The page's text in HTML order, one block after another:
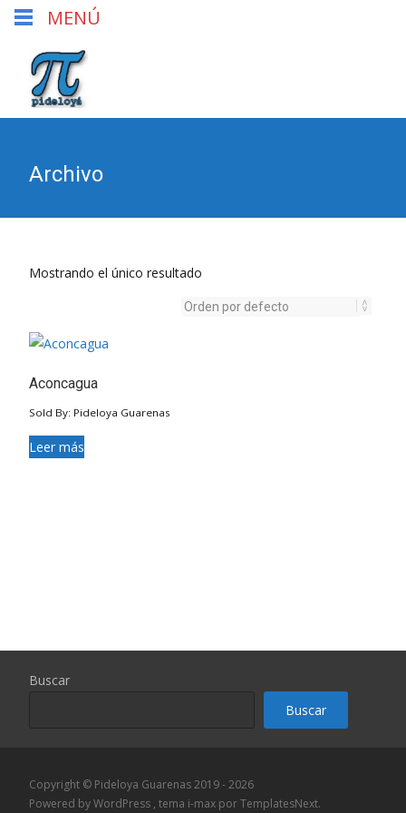
Archivo
Mostrando el único resultado
Aconcagua
Sold By: Pideloya Guarenas
Leer más
Buscar
Buscar
Copyright © Pideloya Guarenas 2019 - 2026
Powered by WordPress , tema i-max por TemplatesNext.
MENÚ